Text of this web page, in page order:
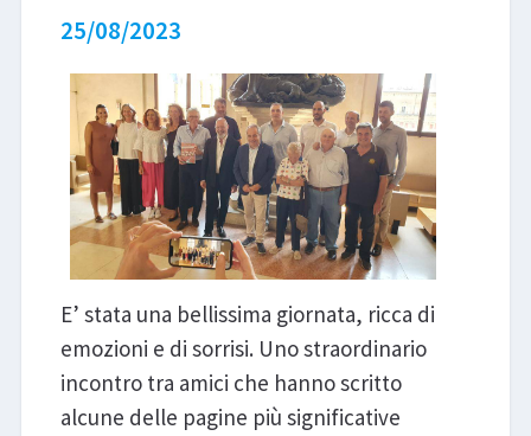
25/08/2023
E’ stata una bellissima giornata, ricca di
emozioni e di sorrisi. Uno straordinario
incontro tra amici che hanno scritto
alcune delle pagine più significative